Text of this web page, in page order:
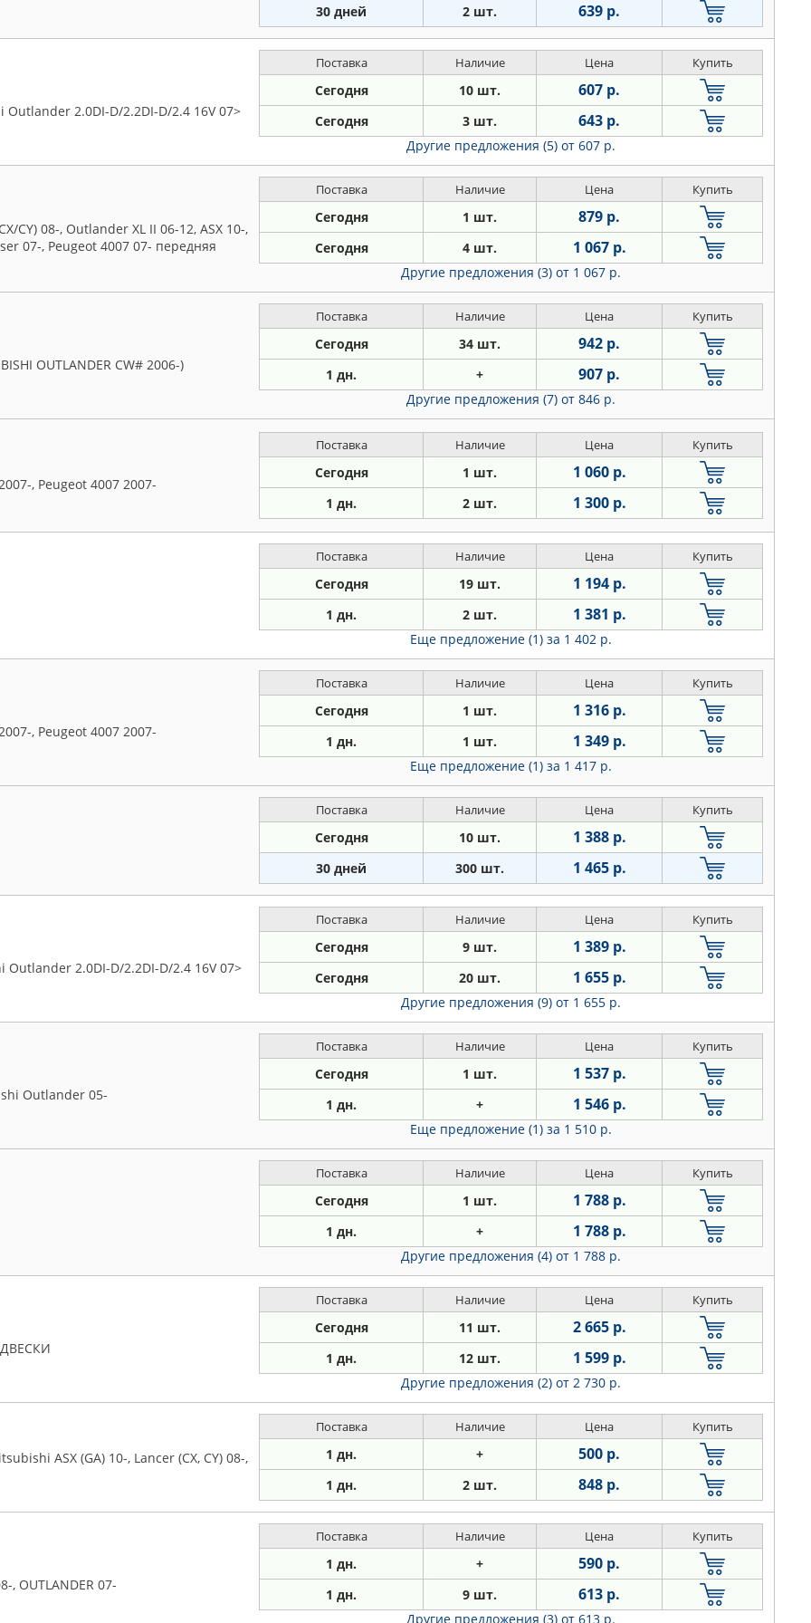
30 дней 2 шт. 639 р.
Outlander 2.0DI-D/2.2DI-D/2.4 16V 07>
Поставка Наличие Цена Купить
Сегодня 10 шт. 607 р.
Сегодня 3 шт. 643 р.
Другие предложения (5) от 607 р.
CY) 08-, Outlander XL II 06-12, ASX 10-,
07-, Peugeot 4007 07- передняя
Поставка Наличие Цена Купить
Сегодня 1 шт. 879 р.
Сегодня 4 шт. 1 067 р.
Другие предложения (3) от 1 067 р.
OUTLANDER CW# 2006-)
Поставка Наличие Цена Купить
Сегодня 34 шт. 942 р.
1 дн. + 907 р.
Другие предложения (7) от 846 р.
, Peugeot 4007 2007-
Поставка Наличие Цена Купить
Сегодня 1 шт. 1 060 р.
1 дн. 2 шт. 1 300 р.
Поставка Наличие Цена Купить
Сегодня 19 шт. 1 194 р.
1 дн. 2 шт. 1 381 р.
Еще предложение (1) за 1 402 р.
, Peugeot 4007 2007-
Поставка Наличие Цена Купить
Сегодня 1 шт. 1 316 р.
1 дн. 1 шт. 1 349 р.
Еще предложение (1) за 1 417 р.
Поставка Наличие Цена Купить
Сегодня 10 шт. 1 388 р.
30 дней 300 шт. 1 465 р.
Outlander 2.0DI-D/2.2DI-D/2.4 16V 07>
Поставка Наличие Цена Купить
Сегодня 9 шт. 1 389 р.
Сегодня 20 шт. 1 655 р.
Другие предложения (9) от 1 655 р.
Outlander 05-
Поставка Наличие Цена Купить
Сегодня 1 шт. 1 537 р.
1 дн. + 1 546 р.
Еще предложение (1) за 1 510 р.
Поставка Наличие Цена Купить
Сегодня 1 шт. 1 788 р.
1 дн. + 1 788 р.
Другие предложения (4) от 1 788 р.
Поставка Наличие Цена Купить
Сегодня 11 шт. 2 665 р.
1 дн. 12 шт. 1 599 р.
Другие предложения (2) от 2 730 р.
ASX (GA) 10-, Lancer (CX, CY) 08-,
Поставка Наличие Цена Купить
1 дн. + 500 р.
1 дн. 2 шт. 848 р.
, OUTLANDER 07-
Поставка Наличие Цена Купить
1 дн. + 590 р.
1 дн. 9 шт. 613 р.
Другие предложения (3) от 613 р.